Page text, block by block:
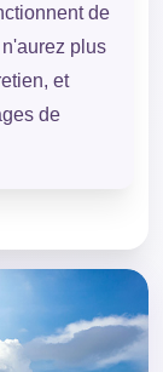
de
plus
et
de